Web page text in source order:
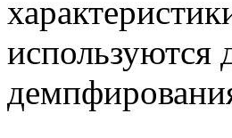
используются